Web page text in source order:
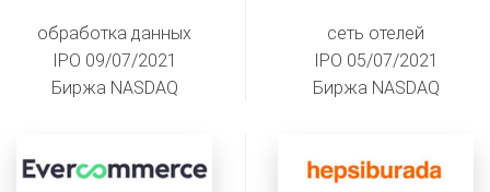
обработка данных
IPO 09/07/2021
Биржа NASDAQ
сеть отелей
IPO 05/07/2021
Биржа NASDAQ